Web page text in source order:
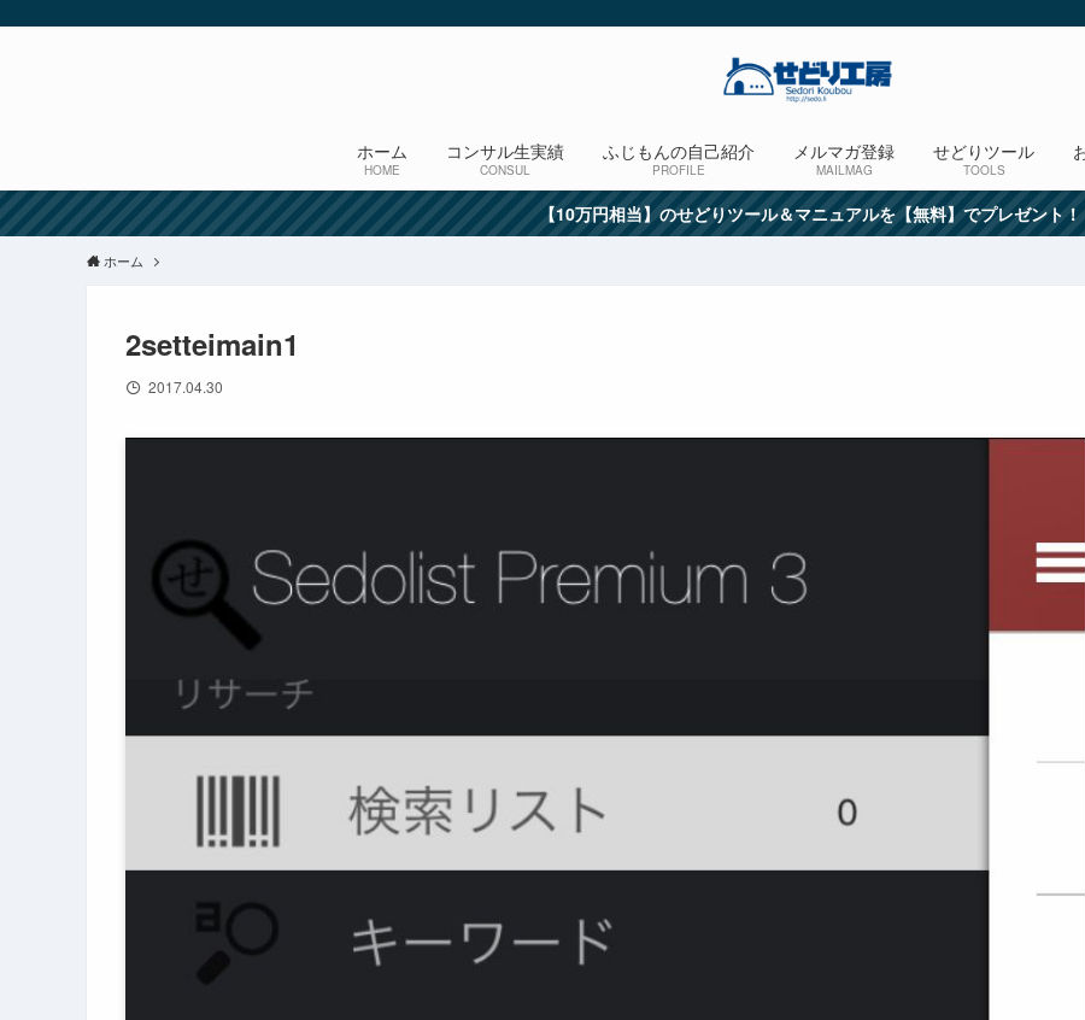
ホーム
HOME
コンサル生実績
CONSUL
ふじもんの自己紹介
PROFILE
メルマガ登録
MAILMAG
せどりツール
TOOLS
【10万円相当】のせどりツール＆マニュアルを【無料】でプレゼント！
ホーム
2setteimain1
2017.04.30